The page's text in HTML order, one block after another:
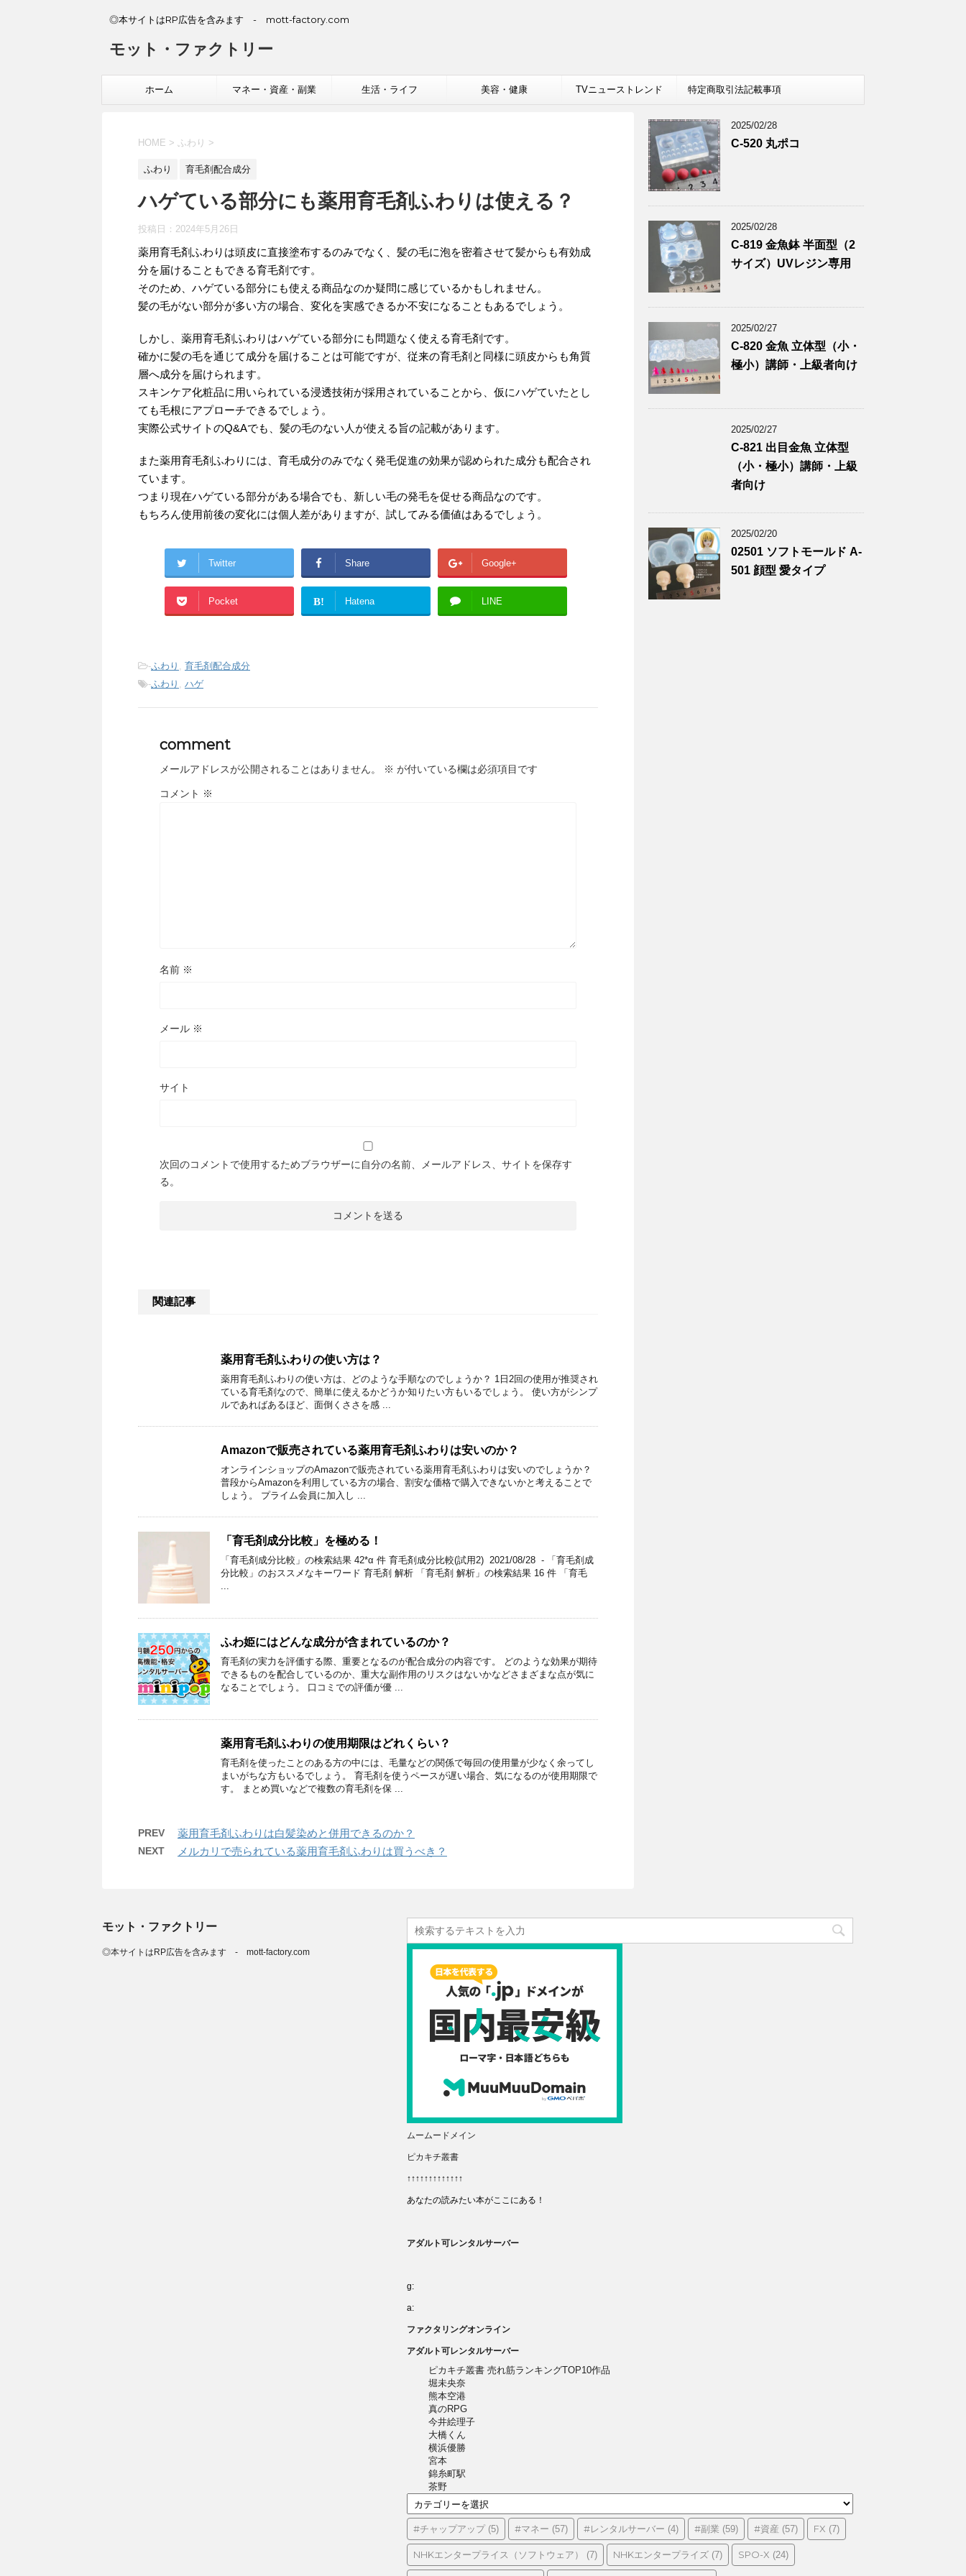
◎本サイトはRP広告を含みます - mott-factory.com
モット・ファクトリー
ホーム マネー・資産・副業 生活・ライフ 美容・健康 TVニューストレンド 特定商取引法記載事項
HOME > ふわり >
ふわり 育毛剤配合成分
ハゲている部分にも薬用育毛剤ふわりは使える？
投稿日： 2024年5月26日
薬用育毛剤ふわりは頭皮に直接塗布するのみでなく、髪の毛に泡を密着させて髪からも有効成
分を届けることもできる育毛剤です。
そのため、ハゲている部分にも使える商品なのか疑問に感じているかもしれません。
髪の毛がない部分が多い方の場合、変化を実感できるか不安になることもあるでしょう。
しかし、薬用育毛剤ふわりはハゲている部分にも問題なく使える育毛剤です。
確かに髪の毛を通じて成分を届けることは可能ですが、従来の育毛剤と同様に頭皮からも角質
層へ成分を届けられます。
スキンケア化粧品に用いられている浸透技術が採用されていることから、仮にハゲていたとし
ても毛根にアプローチできるでしょう。
実際公式サイトのQ&Aでも、髪の毛のない人が使える旨の記載があります。
また薬用育毛剤ふわりには、育毛成分のみでなく発毛促進の効果が認められた成分も配合され
ています。
つまり現在ハゲている部分がある場合でも、新しい毛の発毛を促せる商品なのです。
もちろん使用前後の変化には個人差がありますが、試してみる価値はあるでしょう。
Twitter Share Google+
Pocket B! Hatena LINE
-ふわり , 育毛剤配合成分
-ふわり , ハゲ
comment
メールアドレスが公開されることはありません。 ※ が付いている欄は必須項目です
コメント ※
名前 ※
メール ※
サイト
次回のコメントで使用するためブラウザーに自分の名前、メールアドレス、サイトを保存す
る。
関連記事
薬用育毛剤ふわりの使い方は？
薬用育毛剤ふわりの使い方は、どのような手順なのでしょうか？ 1日2回の使用が推奨され
ている育毛剤なので、簡単に使えるかどうか知りたい方もいるでしょう。 使い方がシンプ
ルであればあるほど、面倒くささを感 ...
Amazonで販売されている薬用育毛剤ふわりは安いのか？
オンラインショップのAmazonで販売されている薬用育毛剤ふわりは安いのでしょうか？
普段からAmazonを利用している方の場合、割安な価格で購入できないかと考えることで
しょう。 プライム会員に加入し ...
「育毛剤成分比較」を極める！
「育毛剤成分比較」の検索結果 42*α 件 育毛剤成分比較(試用2) 2021/08/28 - 「育毛剤成
分比較」のおススメなキーワード 育毛剤 解析 「育毛剤 解析」の検索結果 16 件 「育毛
...
ふわ姫にはどんな成分が含まれているのか？
育毛剤の実力を評価する際、重要となるのが配合成分の内容です。 どのような効果が期待
できるものを配合しているのか、重大な副作用のリスクはないかなどさまざまな点が気に
なることでしょう。 口コミでの評価が優 ...
薬用育毛剤ふわりの使用期限はどれくらい？
育毛剤を使ったことのある方の中には、毛量などの関係で毎回の使用量が少なく余ってし
まいがちな方もいるでしょう。 育毛剤を使うペースが遅い場合、気になるのが使用期限で
す。 まとめ買いなどで複数の育毛剤を保 ...
PREV 薬用育毛剤ふわりは白髪染めと併用できるのか？
NEXT メルカリで売られている薬用育毛剤ふわりは買うべき？
2025/02/28
C-520 丸ポコ
2025/02/28
C-819 金魚鉢 半面型（2
サイズ）UVレジン専用
2025/02/27
C-820 金魚 立体型（小・
極小）講師・上級者向け
2025/02/27
C-821 出目金魚 立体型
（小・極小）講師・上級
者向け
2025/02/20
02501 ソフトモールド A-
501 顔型 愛タイプ
ムームードメイン
ピカキチ叢書
↑↑↑↑↑↑↑↑↑↑↑↑↑
あなたの読みたい本がここにある！
アダルト可レンタルサーバー
g:
a:
ファクタリングオンライン
アダルト可レンタルサーバー
ピカキチ叢書 売れ筋ランキングTOP10作品
堀未央奈
熊本空港
真のRPG
今井絵理子
大橋くん
横浜優勝
宮本
錦糸町駅
茶野
テ
ゴ
リ
ー
#チャップアップ(5) #マネー (57) #レンタルサーバー (4) #副業 (59) #資産 (57) FX (7)
NHKエンタープライス（ソフトウェア） (7) NHKエンタープライズ (7) SPO-X (24)
モット・ファクトリー
◎本サイトはRP広告を含みます - mott-factory.com